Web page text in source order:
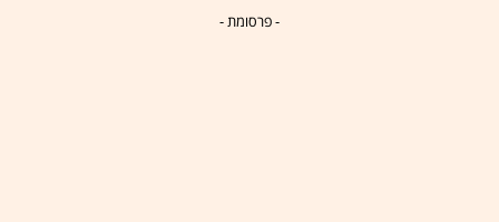
- פרסומת -